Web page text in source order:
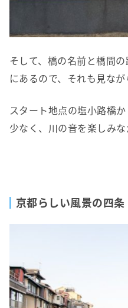
そして、橋の名前と橋間
にあるので、それも見なが
スタート地点の塩小路橋
少なく、川の音を楽しみ
京都らしい風景の四条